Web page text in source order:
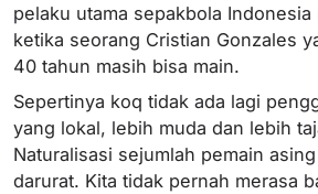
pelaku utama sepakbola Indonesia
ketika seorang Cristian Gonzales
40 tahun masih bisa main.
Sepertinya koq tidak ada lagi
yang lokal, lebih muda dan lebih
Naturalisasi sejumlah pemain
darurat. Kita tidak pernah merasa